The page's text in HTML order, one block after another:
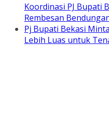
Koordinasi PJ Bupati
Rembesan
Pj Bupati Bekasi
Lebih Luas untuk